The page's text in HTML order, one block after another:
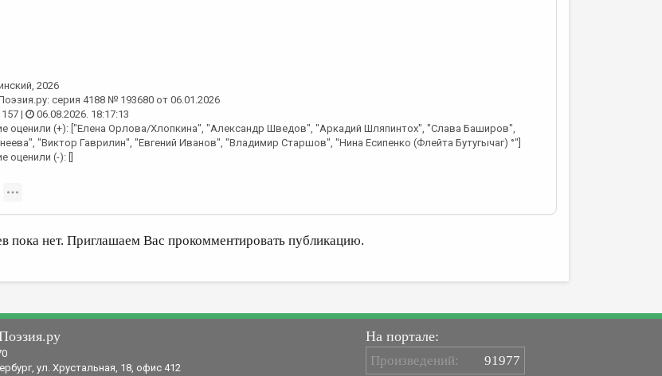
, 2026
серия 4188 № 193680 от 06.01.2026
157 |
06.08.2026. 18:17:13
оценили (+): ["Елена Орлова/Хлопкина", "Александр Шведов", "Аркадий Шляпинтох", "Слава Баширов",
"Виктор Гаврилин", "Евгений Иванов", "Владимир Старшов", "Нина Есипенко (Флейта Бутугычаг) °"]
оценили (-): []
пока нет. Приглашаем Вас прокомментировать публикацию.
ул. Хрустальная, 18, офис 412
На портале:
Произведений: 91977